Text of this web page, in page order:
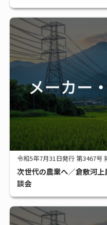
令和5年7月31日発行 第3467号
次世代の農業へ／倉敷河
談会